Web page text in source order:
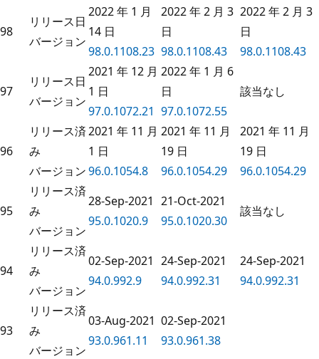
98
リリース日
バージョン
2022 年 1 月
14 日
98.0.1108.23
2022 年 2 月 3
日
98.0.1108.43
2022 年 2 月 3
日
98.0.1108.43
97
リリース日
バージョン
2021 年 12 月
1 日
97.0.1072.21
2022 年 1 月 6
日
97.0.1072.55
該当なし
96
リリース済
み
バージョン
2021 年 11 月
1 日
96.0.1054.8
2021 年 11 月
19 日
96.0.1054.29
2021 年 11 月
19 日
96.0.1054.29
95
リリース済
み
バージョン
28-Sep-2021
95.0.1020.9
21-Oct-2021
95.0.1020.30
該当なし
94
リリース済
み
バージョン
02-Sep-2021
94.0.992.9
24-Sep-2021
94.0.992.31
24-Sep-2021
94.0.992.31
93
リリース済
み
バージョン
03-Aug-2021
93.0.961.11
02-Sep-2021
93.0.961.38